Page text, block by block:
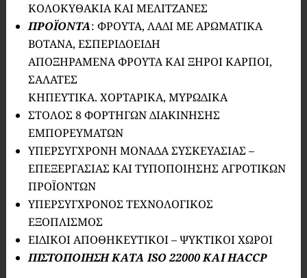
ΚΟΛΟΚΥΘΑΚΙΑ ΚΑΙ ΜΕΛΙΤΖΑΝΕΣ
ΠΡΟΪΟΝΤΑ: ΦΡΟΥΤΑ, ΛΑΔΙ ΜΕ ΑΡΩΜΑΤΙΚΑ
ΒΟΤΑΝΑ, ΕΣΠΕΡΙΔΟΕΙΔΗ
ΑΠΟΞΗΡΑΜΕΝΑ ΦΡΟΥΤΑ ΚΑΙ ΞΗΡΟΙ ΚΑΡΠΟΙ,
ΣΑΛΑΤΕΣ
ΚΗΠΕΥΤΙΚΑ. ΧΟΡΤΑΡΙΚΑ, ΜΥΡΩΔΙΚΑ
ΣΤΟΛΟΣ 8 ΦΟΡΤΗΓΩΝ ΔΙΑΚΙΝΗΣΗΣ
ΕΜΠΟΡΕΥΜΑΤΩΝ
ΥΠΕΡΣΥΓΧΡΟΝΗ ΜΟΝΑΔΑ ΣΥΣΚΕΥΑΣΙΑΣ –
ΕΠΕΞΕΡΓΑΣΙΑΣ ΚΑΙ ΤΥΠΟΠΟΙΗΣΗΣ ΑΓΡΟΤΙΚΩΝ
ΠΡΟΪΟΝΤΩΝ
ΥΠΕΡΣΥΓΧΡΟΝΟΣ ΤΕΧΝΟΛΟΓΙΚΟΣ
ΕΞΟΠΛΙΣΜΟΣ
ΕΙΔΙΚΟΙ ΑΠΟΘΗΚΕΥΤΙΚΟΙ – ΨΥΚΤΙΚΟΙ ΧΩΡΟΙ
ΠΙΣΤΟΠΟΙΗΣΗ ΚΑΤΑ ISO 22000 ΚΑΙ HACCP